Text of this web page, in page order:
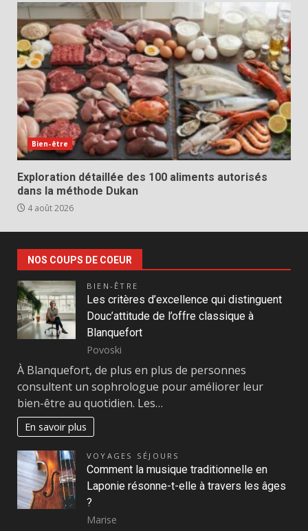
Bien-être
Exploration détaillée des 100 aliments autorisés
dans la méthode Dukan
4 août 2026
NOS COUPS DE COEUR
BIEN-ÊTRE
Les critères d’excellence qui distinguent
Douc’attitude de l’offre classique à
Blanquefort
Povoski
À Blanquefort, de plus en plus de personnes
consultent un sophrologue pour améliorer leur
bien-être au quotidien. Les…
En savoir plus
VOYAGES SÉJOURS
Comment la musique traditionnelle en
Laponie résonne-t-elle à travers les âges
?
Marise